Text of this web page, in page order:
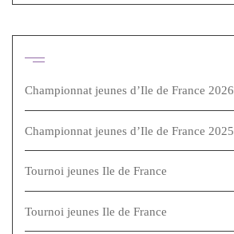
Championnat jeunes d’Ile de France 2026
Championnat jeunes d’Ile de France 2025
Tournoi jeunes Ile de France
Tournoi jeunes Ile de France